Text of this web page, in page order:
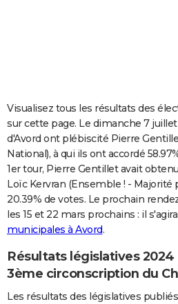
Carte de Noël
Carte Bonne année
Carte Saint-Valentin
Carte Pâques
Carte d'anniversaire
DICTIONNAIRE
Dictionnaire
Biographies
Citations
Expressions
Proverbes
PROGRAMME TV
COPAINS D'AVANT
S'inscrire
Se connecter
Lycées
Collèges
Primaires
Universités
Entreprises
Service militaire
Avis de recherche
AVIS DE DÉCÈS
Visualisez tous les résultats des
sur cette page. Le dimanche 7
d'Avord ont plébiscité Pierre
National), à qui ils ont accordé
1er tour, Pierre Gentillet avait
Loïc Kervran (Ensemble ! - Majorité
20.39% de votes. Le prochain
les 15 et 22 mars prochains : il
municipales à Avord.
Résultats législatives 2024
3ème circonscription du
Les résultats des législatives